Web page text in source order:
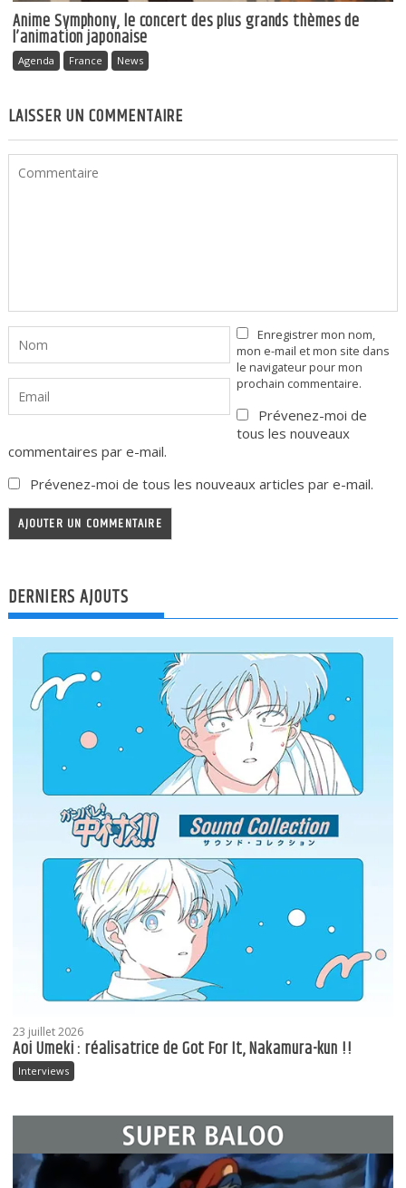
Anime Symphony, le concert des plus grands thèmes de
l’animation japonaise
Agenda France News
LAISSER UN COMMENTAIRE
Enregistrer mon nom,
mon e-mail et mon site dans
le navigateur pour mon
prochain commentaire.
Prévenez-moi de
tous les nouveaux
commentaires par e-mail.
Prévenez-moi de tous les nouveaux articles par e-mail.
DERNIERS AJOUTS
23 juillet 2026
Aoi Umeki : réalisatrice de Got For It, Nakamura-kun !!
Interviews